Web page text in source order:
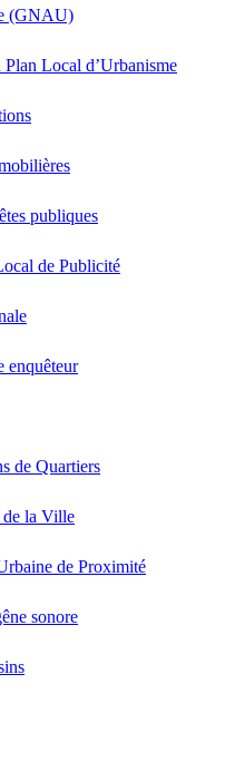
(GNAU)
Local d’Urbanisme
publiques
de Publicité
enquêteur
de Quartiers
la Ville
de Proximité
sonore